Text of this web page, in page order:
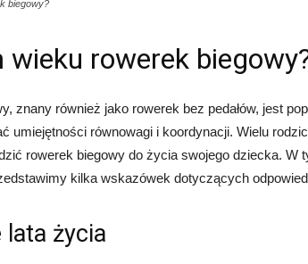
biegowy?
wieku rowerek
znany również jako rowerek bez pedałów, jest
umiejętności równowagi i koordynacji. Wielu
rowerek biegowy do życia swojego dziecka.
kilka wskazówek dotyczących
lata życia